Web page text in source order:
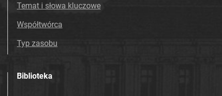
Temat i słowa kluczowe
Współtwórca
Typ zasobu
Biblioteka